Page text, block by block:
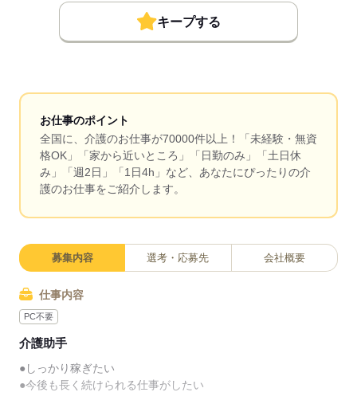
キープする
お仕事のポイント
全国に、介護のお仕事が70000件以上！「未経験・無資
格OK」「家から近いところ」「日勤のみ」「土日休
み」「週2日」「1日4h」など、あなたにぴったりの介
護のお仕事をご紹介します。
募集内容 選考・応募先 会社概要
仕事内容
PC不要
介護助手
●しっかり稼ぎたい
●今後も長く続けられる仕事がしたい